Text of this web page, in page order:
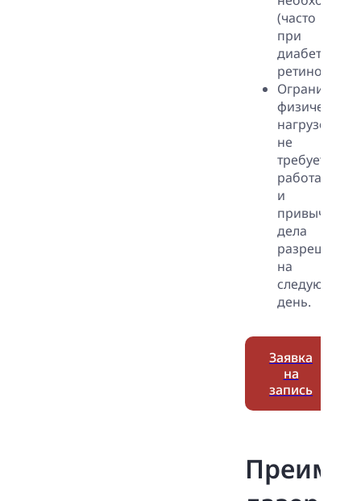
(часто
при
Ограничение
физических
нагрузок
не
требуется,
работа
и
привычные
дела
разрешены
на
следующий
день.
Заявка
на
запись